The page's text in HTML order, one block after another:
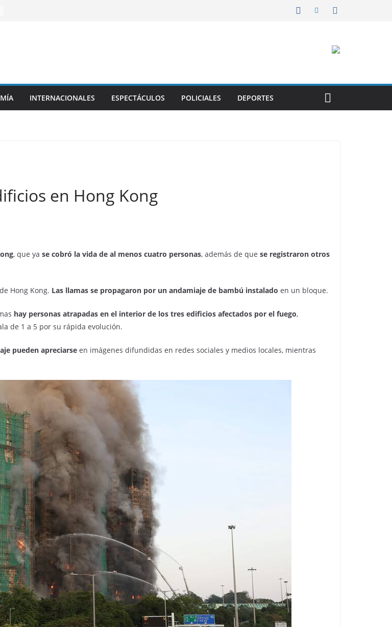
INTERNACIONALES ESPECTÁCULOS POLICIALES DEPORTES
en Hong Kong
, que ya se cobró la vida de al menos cuatro personas, además de que se registraron otros
Hong Kong. Las llamas se propagaron por un andamiaje de bambú instalado en un bloque.
hay personas atrapadas en el interior de los tres edificios afectados por el fuego,
de 1 a 5 por su rápida evolución.
pueden apreciarse en imágenes difundidas en redes sociales y medios locales, mientras